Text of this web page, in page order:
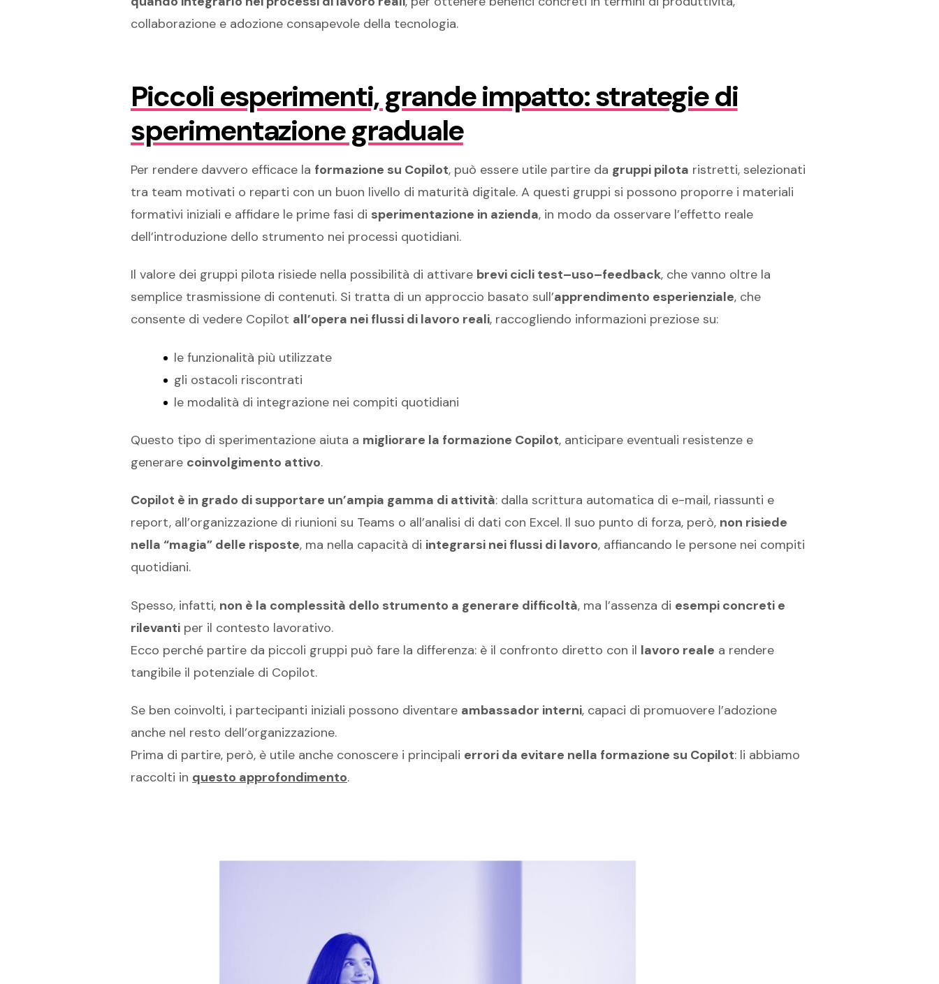
collaborazione e adozione consapevole della tecnologia.
Piccoli esperimenti, grande impatto: strategie di
sperimentazione graduale
Per rendere davvero efficace la formazione su Copilot, può essere utile partire da gruppi pilota ristretti, selezionati
tra team motivati o reparti con un buon livello di maturità digitale. A questi gruppi si possono proporre i materiali
formativi iniziali e affidare le prime fasi di sperimentazione in azienda, in modo da osservare l’effetto reale
dell’introduzione dello strumento nei processi quotidiani.
Il valore dei gruppi pilota risiede nella possibilità di attivare brevi cicli test–uso–feedback, che vanno oltre la
semplice trasmissione di contenuti. Si tratta di un approccio basato sull’apprendimento esperienziale, che
consente di vedere Copilot all’opera nei flussi di lavoro reali, raccogliendo informazioni preziose su:
le funzionalità più utilizzate
gli ostacoli riscontrati
le modalità di integrazione nei compiti quotidiani
Questo tipo di sperimentazione aiuta a migliorare la formazione Copilot, anticipare eventuali resistenze e
generare coinvolgimento attivo.
Copilot è in grado di supportare un’ampia gamma di attività: dalla scrittura automatica di e-mail, riassunti e
report, all’organizzazione di riunioni su Teams o all’analisi di dati con Excel. Il suo punto di forza, però, non risiede
nella “magia” delle risposte, ma nella capacità di integrarsi nei flussi di lavoro, affiancando le persone nei compiti
quotidiani.
Spesso, infatti, non è la complessità dello strumento a generare difficoltà, ma l’assenza di esempi concreti e
rilevanti per il contesto lavorativo.
Ecco perché partire da piccoli gruppi può fare la differenza: è il confronto diretto con il lavoro reale a rendere
tangibile il potenziale di Copilot.
Se ben coinvolti, i partecipanti iniziali possono diventare ambassador interni, capaci di promuovere l’adozione
anche nel resto dell’organizzazione.
Prima di partire, però, è utile anche conoscere i principali errori da evitare nella formazione su Copilot: li abbiamo
raccolti in questo approfondimento.